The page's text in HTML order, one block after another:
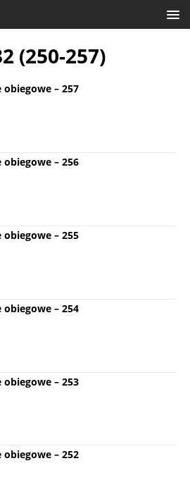
(250-257)
obiegowe – 257
obiegowe – 256
obiegowe – 255
obiegowe – 254
obiegowe – 253
obiegowe – 252